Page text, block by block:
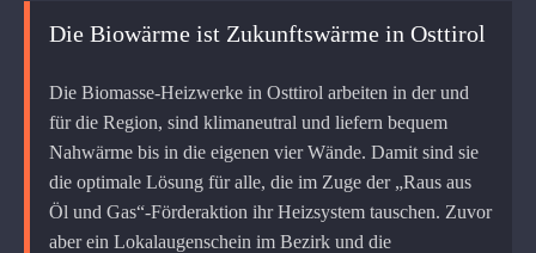
Die Biowärme ist Zukunftswärme in Osttirol
Die Biomasse-Heizwerke in Osttirol arbeiten in der und
für die Region, sind klimaneutral und liefern bequem
Nahwärme bis in die eigenen vier Wände. Damit sind sie
die optimale Lösung für alle, die im Zuge der „Raus aus
Öl und Gas“-Förderaktion ihr Heizsystem tauschen. Zuvor
aber ein Lokalaugenschein im Bezirk und die